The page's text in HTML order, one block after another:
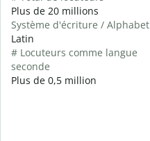
Plus de 20 millions
Système d'écriture / Alphabet
Latin
# Locuteurs comme langue
seconde
Plus de 0,5 million